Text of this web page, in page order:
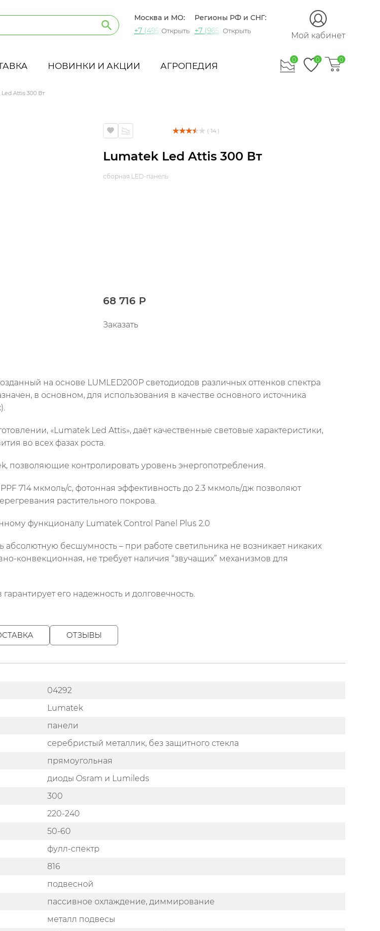
Москва и МО:
+7 (495) 721-60-15
Открыть
Регионы РФ и СНГ:
+7 (965) 420-10-10
Открыть Мой кабинет
НОВИНКИ И АКЦИИ АГРОПЕДИЯ
0 0 0
Attis 300 Вт
( 14 )
Lumatek Led Attis 300 Вт
сборная LED-панель
68 716 Р
Заказать
на основе LUMLED200P светодиодов различных оттенков спектра
в основном, для использования в качестве основного источника
«Lumatek Led Attis», даёт качественные световые характеристики,
во всех фазах роста.
позволяющие контролировать уровень энергопотребления.
714 мкмоль/с, фотонная эффективность до 2.3 мкмоль/дж позволяют
растительного покрова.
функционалу Lumatek Control Panel Plus 2.0
бесшумность – при работе светильника не возникает никаких
конвекционная, не требует наличия “звучащих” механизмов для
его надежность и долговечность.
ОТЗЫВЫ
04292
Lumatek
панели
серебристый металлик, без защитного стекла
прямоугольная
диоды Osram и Lumileds
300
220-240
50-60
фулл-спектр
816
подвесной
пассивное охлаждение, диммирование
металл подвесы